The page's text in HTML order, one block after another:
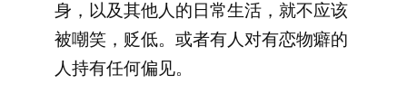
身，以及其他人的日常生活，就不应该
被嘲笑，贬低。或者有人对有恋物癖的
人持有任何偏见。